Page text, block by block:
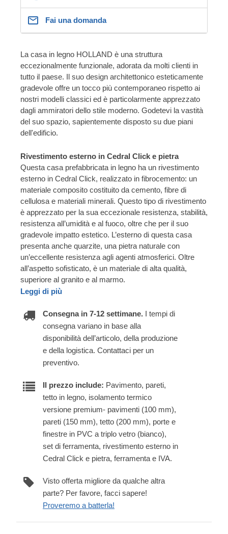
Fai una domanda
La casa in legno HOLLAND è una struttura
eccezionalmente funzionale, adorata da molti clienti in
tutto il paese. Il suo design architettonico esteticamente
gradevole offre un tocco più contemporaneo rispetto ai
nostri modelli classici ed è particolarmente apprezzato
dagli ammiratori dello stile moderno. Godetevi la vastità
del suo spazio, sapientemente disposto su due piani
dell'edificio.
Rivestimento esterno in Cedral Click e pietra
Questa casa prefabbricata in legno ha un rivestimento
esterno in Cedral Click, realizzato in fibrocemento: un
materiale composito costituito da cemento, fibre di
cellulosa e materiali minerali. Questo tipo di rivestimento
è apprezzato per la sua eccezionale resistenza, stabilità,
resistenza all’umidità e al fuoco, oltre che per il suo
gradevole impatto estetico. L’esterno di questa casa
presenta anche quarzite, una pietra naturale con
un’eccellente resistenza agli agenti atmosferici. Oltre
all’aspetto sofisticato, è un materiale di alta qualità,
superiore al granito e al marmo.
Leggi di più
Consegna in 7-12 settimane. I tempi di
consegna variano in base alla
disponibilità dell’articolo, della produzione
e della logistica. Contattaci per un
preventivo.
Il prezzo include: Pavimento, pareti,
tetto in legno, isolamento termico
versione premium- pavimenti (100 mm),
pareti (150 mm), tetto (200 mm), porte e
finestre in PVC a triplo vetro (bianco),
set di ferramenta, rivestimento esterno in
Cedral Click e pietra, ferramenta e IVA.
Visto offerta migliore da qualche altra
parte? Per favore, facci sapere!
Proveremo a batterla!